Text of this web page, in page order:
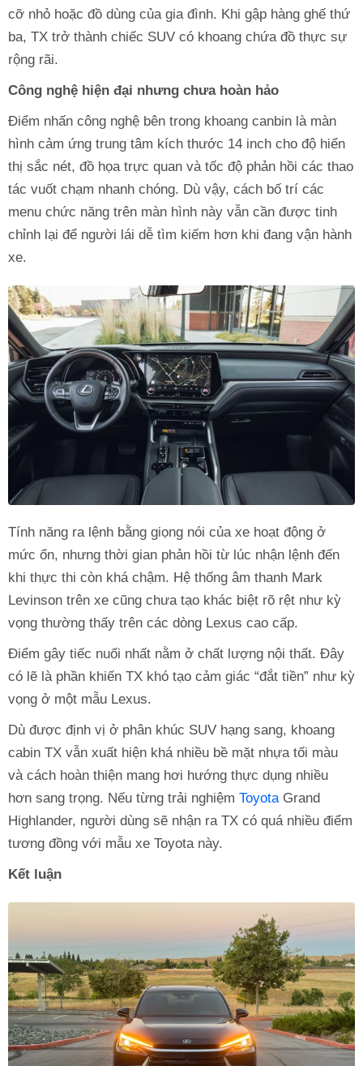
cỡ nhỏ hoặc đồ dùng của gia đình. Khi gập hàng ghế thứ
ba, TX trở thành chiếc SUV có khoang chứa đồ thực sự
rộng rãi.
Công nghệ hiện đại nhưng chưa hoàn hảo
Điểm nhấn công nghệ bên trong khoang canbin là màn
hình cảm ứng trung tâm kích thước 14 inch cho độ hiển
thị sắc nét, đồ họa trực quan và tốc độ phản hồi các thao
tác vuốt chạm nhanh chóng. Dù vậy, cách bố trí các
menu chức năng trên màn hình này vẫn cần được tinh
chỉnh lại để người lái dễ tìm kiếm hơn khi đang vận hành
xe.
Tính năng ra lệnh bằng giọng nói của xe hoạt động ở
mức ổn, nhưng thời gian phản hồi từ lúc nhận lệnh đến
khi thực thi còn khá chậm. Hệ thống âm thanh Mark
Levinson trên xe cũng chưa tạo khác biệt rõ rệt như kỳ
vọng thường thấy trên các dòng Lexus cao cấp.
Điểm gây tiếc nuối nhất nằm ở chất lượng nội thất. Đây
có lẽ là phần khiến TX khó tạo cảm giác “đắt tiền” như kỳ
vọng ở một mẫu Lexus.
Dù được định vị ở phân khúc SUV hạng sang, khoang
cabin TX vẫn xuất hiện khá nhiều bề mặt nhựa tối màu
và cách hoàn thiện mang hơi hướng thực dụng nhiều
hơn sang trọng. Nếu từng trải nghiệm Toyota Grand
Highlander, người dùng sẽ nhận ra TX có quá nhiều điểm
tương đồng với mẫu xe Toyota này.
Kết luận